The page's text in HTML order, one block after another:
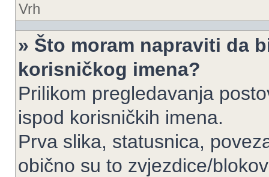
Vrh
» Što moram napraviti da
korisničkog imena?
Prilikom pregledavanja
ispod korisničkih imena.
Prva slika, statusnica,
obično su to zvjezdice/